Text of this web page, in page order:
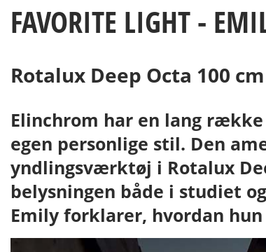
FAVORITE LIGHT -
Rotalux Deep Octa 100
Elinchrom har en lang
egen personlige stil. Den
yndlingsværktøj i Rotalux
belysningen både i studiet
Emily forklarer, hvordan